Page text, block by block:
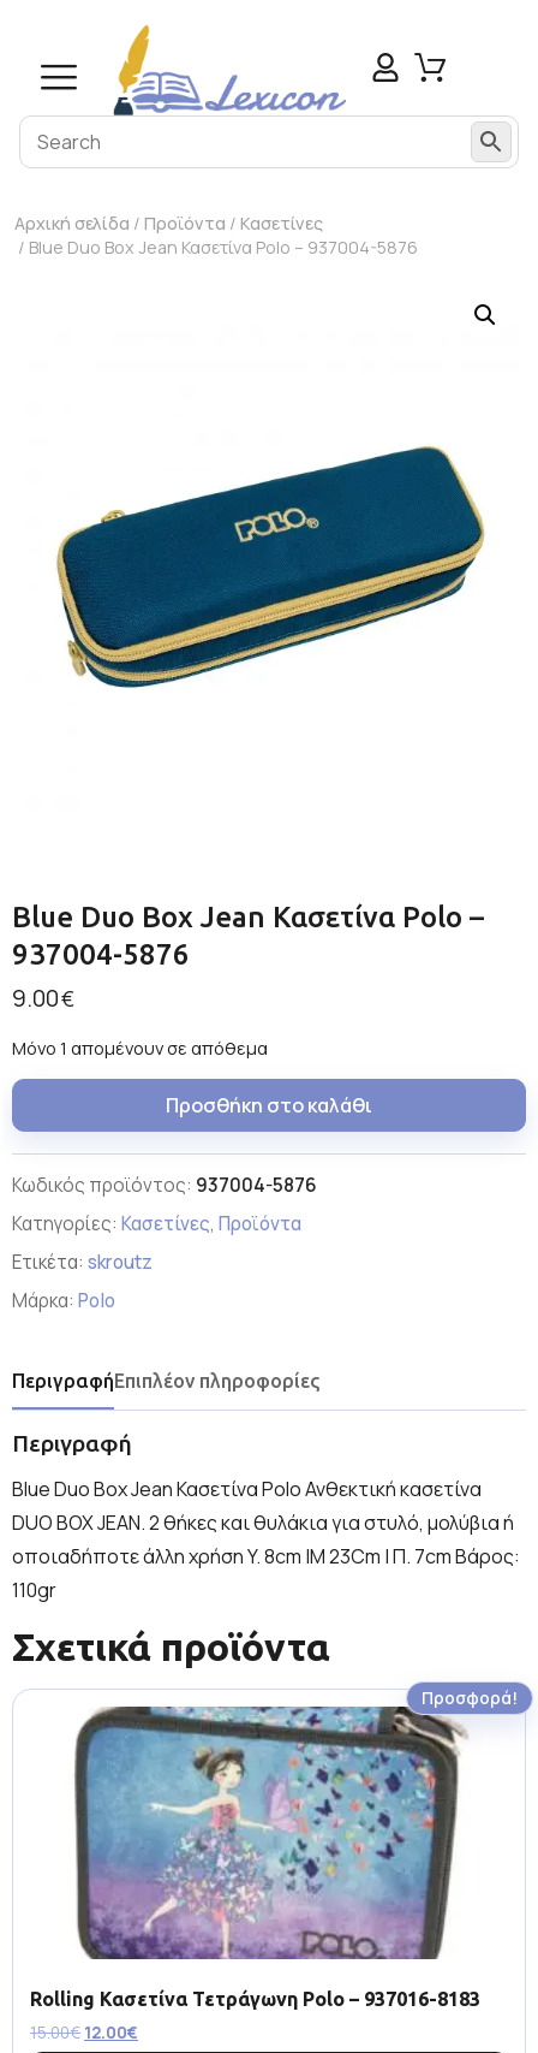
Αρχική σελίδα / Προϊόντα / Κασετίνες
/ Blue Duo Box Jean Κασετίνα Polo – 937004-5876
Blue Duo Box Jean Κασετίνα Polo –
937004-5876
9.00€
Μόνο 1 απομένουν σε απόθεμα
Προσθήκη στο καλάθι
Κωδικός προϊόντος: 937004-5876
Κατηγορίες: Κασετίνες, Προϊόντα
Ετικέτα: skroutz
Μάρκα: Polo
ΠεριγραφήΕπιπλέον πληροφορίες
Περιγραφή
Blue Duo Box Jean Κασετίνα Polo Ανθεκτική κασετίνα
DUO BOX JEAN. 2 θήκες και θυλάκια για στυλό, μολύβια ή
οποιαδήποτε άλλη χρήση Y. 8cm |Μ 23Cm | Π. 7cm Βάρος:
110gr
Σχετικά προϊόντα
Προσφορά!
Rolling Κασετίνα Τετράγωνη Polo – 937016-8183
15.00€ 12.00€